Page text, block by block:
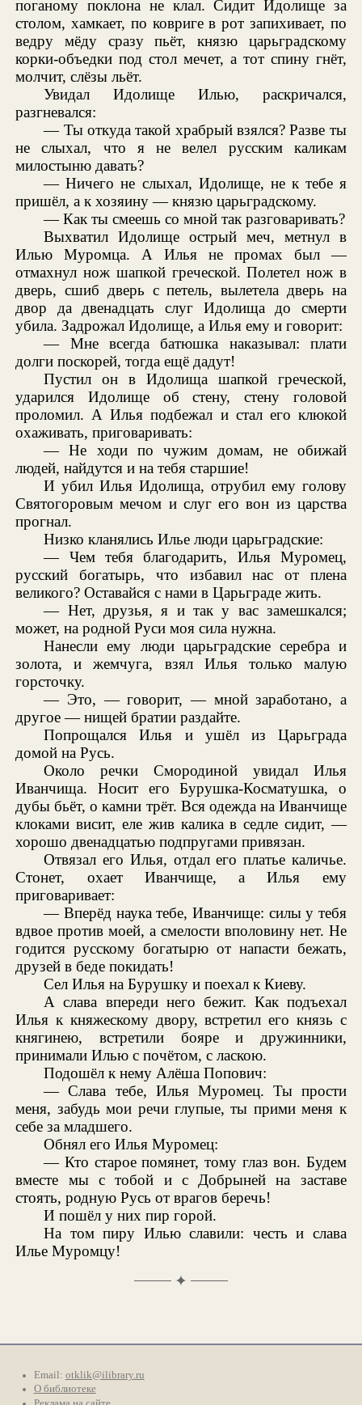
поганому поклона не клал. Сидит Идолище за
столом, хамкает, по ковриге в рот запихивает, по
ведру мёду сразу пьёт, князю царьградскому
корки-объедки под стол мечет, а тот спину гнёт,
молчит, слёзы льёт.
Увидал Идолище Илью, раскричался,
разгневался:
— Ты откуда такой храбрый взялся? Разве ты
не слыхал, что я не велел русским каликам
милостыню давать?
— Ничего не слыхал, Идолище, не к тебе я
пришёл, а к хозяину — князю царьградскому.
— Как ты смеешь со мной так разговаривать?
Выхватил Идолище острый меч, метнул в
Илью Муромца. А Илья не промах был —
отмахнул нож шапкой греческой. Полетел нож в
дверь, сшиб дверь с петель, вылетела дверь на
двор да двенадцать слуг Идолища до смерти
убила. Задрожал Идолище, а Илья ему и говорит:
— Мне всегда батюшка наказывал: плати
долги поскорей, тогда ещё дадут!
Пустил он в Идолища шапкой греческой,
ударился Идолище об стену, стену головой
проломил. А Илья подбежал и стал его клюкой
охаживать, приговаривать:
— Не ходи по чужим домам, не обижай
людей, найдутся и на тебя старшие!
И убил Илья Идолища, отрубил ему голову
Святогоровым мечом и слуг его вон из царства
прогнал.
Низко кланялись Илье люди царьградские:
— Чем тебя благодарить, Илья Муромец,
русский богатырь, что избавил нас от плена
великого? Оставайся с нами в Царьграде жить.
— Нет, друзья, я и так у вас замешкался;
может, на родной Руси моя сила нужна.
Нанесли ему люди царьградские серебра и
золота, и жемчуга, взял Илья только малую
горсточку.
— Это, — говорит, — мной заработано, а
другое — нищей братии раздайте.
Попрощался Илья и ушёл из Царьграда
домой на Русь.
Около речки Смородиной увидал Илья
Иванчища. Носит его Бурушка-Косматушка, о
дубы бьёт, о камни трёт. Вся одежда на Иванчище
клоками висит, еле жив калика в седле сидит, —
хорошо двенадцатью подпругами привязан.
Отвязал его Илья, отдал его платье каличье.
Стонет, охает Иванчище, а Илья ему
приговаривает:
— Вперёд наука тебе, Иванчище: силы у тебя
вдвое против моей, а смелости вполовину нет. Не
годится русскому богатырю от напасти бежать,
друзей в беде покидать!
Сел Илья на Бурушку и поехал к Киеву.
А слава впереди него бежит. Как подъехал
Илья к княжескому двору, встретил его князь с
княгинею, встретили бояре и дружинники,
принимали Илью с почётом, с ласкою.
Подошёл к нему Алёша Попович:
— Слава тебе, Илья Муромец. Ты прости
меня, забудь мои речи глупые, ты прими меня к
себе за младшего.
Обнял его Илья Муромец:
— Кто старое помянет, тому глаз вон. Будем
вместе мы с тобой и с Добрыней на заставе
стоять, родную Русь от врагов беречь!
И пошёл у них пир горой.
На том пиру Илью славили: честь и слава
Илье Муромцу!
✦
Email: otklik@ilibrary.ru
О библиотеке